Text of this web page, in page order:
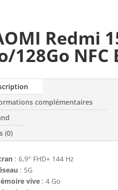
Redmi
128Go NFC
complémentaires
(0)
: 6,9" FHD+ 144 Hz
: 5G
vive: 4 Go